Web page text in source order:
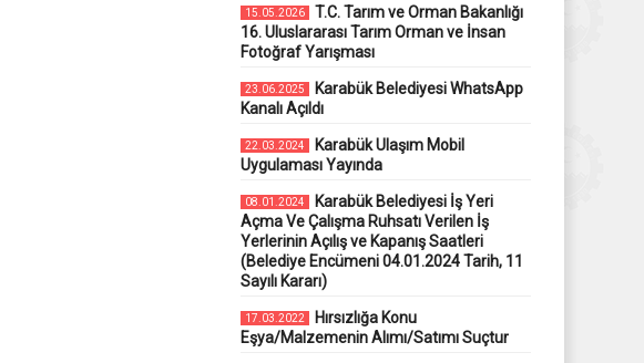
15.05.2026
T.C. Tarım ve Orman Bakanlığı
16. Uluslararası Tarım Orman ve İnsan
Fotoğraf Yarışması
23.06.2025
Karabük Belediyesi WhatsApp
Kanalı Açıldı
22.03.2024
Karabük Ulaşım Mobil
Uygulaması Yayında
08.01.2024
Karabük Belediyesi İş Yeri
Açma Ve Çalışma Ruhsatı Verilen İş
Yerlerinin Açılış ve Kapanış Saatleri
(Belediye Encümeni 04.01.2024 Tarih, 11
Sayılı Kararı)
17.03.2022
Hırsızlığa Konu
Eşya/Malzemenin Alımı/Satımı Suçtur